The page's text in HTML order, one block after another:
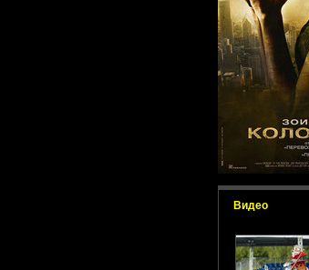
Видео